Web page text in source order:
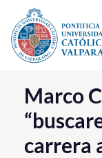
Click acá para ir
La Universidad
Investigación,
PUCV
Marco
carrera